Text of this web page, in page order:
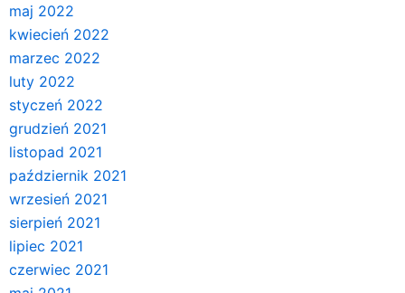
maj 2022
kwiecień 2022
marzec 2022
luty 2022
styczeń 2022
grudzień 2021
listopad 2021
październik 2021
wrzesień 2021
sierpień 2021
lipiec 2021
czerwiec 2021